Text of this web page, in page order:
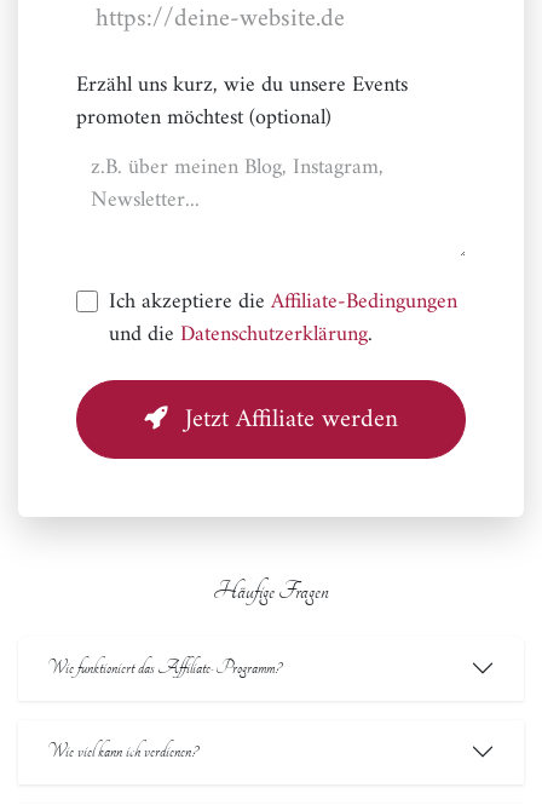
Erzähl uns kurz, wie du unsere Events
promoten möchtest (optional)
Ich akzeptiere dieAffiliate-Bedingungen
und dieDatenschutzerklärung.
Jetzt Affiliate werden
Häufige Fragen
Wie funktioniert das Affiliate-Programm?
Wie viel kann ich verdienen?